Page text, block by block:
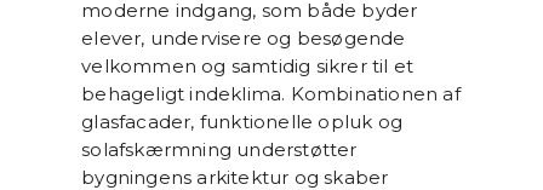
moderne indgang, som både byder
elever, undervisere og besøgende
velkommen og samtidig sikrer til et
behageligt indeklima. Kombinationen af
glasfacader, funktionelle opluk og
solafskærmning understøtter
bygningens arkitektur og skaber